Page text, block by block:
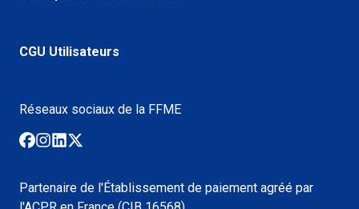
CGU Utilisateurs
Partenaire de l'Établissement de paiement agréé par
Réseaux sociaux de la FFME